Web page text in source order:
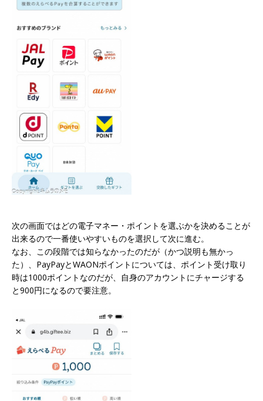
次の画面ではどの電子マネー・ポイントを選ぶかを決めることが
出来るので一番使いやすいものを選択して次に進む。
なお、この段階では知らなかったのだが（かつ説明も無かっ
た）、PayPayとWAONポイントについては、ポイント受け取り
時は1000ポイントなのだが、自身のアカウントにチャージする
と900円になるので要注意。